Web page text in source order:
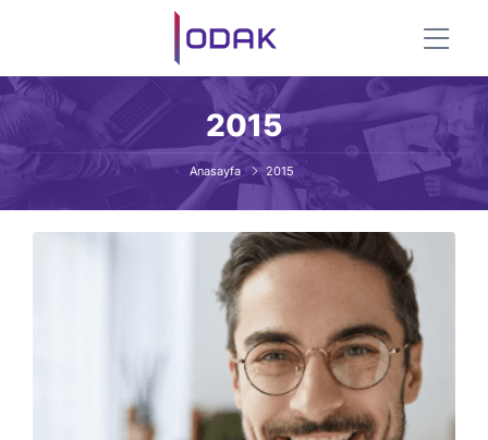
2015
Anasayfa 2015